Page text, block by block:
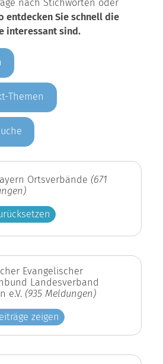
nach Stichworten oder
entdecken Sie schnell die
interessant sind.
Themen
Ortsverbände (671
Evangelischer
Landesverband
e.V. (935 Meldungen)
zeigen